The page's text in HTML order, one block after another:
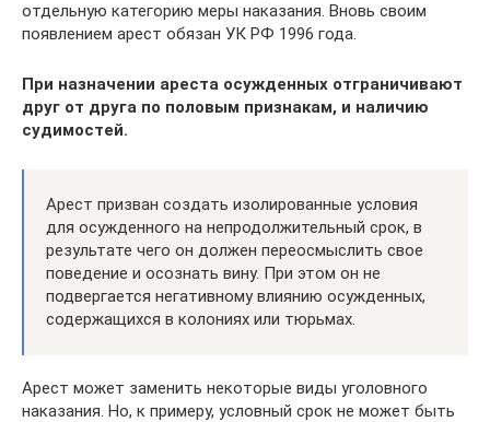
отдельную категорию меры наказания. Вновь своим
появлением арест обязан УК РФ 1996 года.
При назначении ареста осужденных отграничивают
друг от друга по половым признакам, и наличию
судимостей.
Арест призван создать изолированные условия
для осужденного на непродолжительный срок, в
результате чего он должен переосмыслить свое
поведение и осознать вину. При этом он не
подвергается негативному влиянию осужденных,
содержащихся в колониях или тюрьмах.
Арест может заменить некоторые виды уголовного
наказания. Но, к примеру, условный срок не может быть